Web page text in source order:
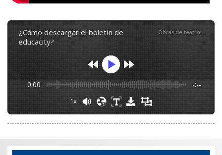
¿cómo descargar el boletín de
educacity?
Obras de teatro:-
0:00 -:--
1x